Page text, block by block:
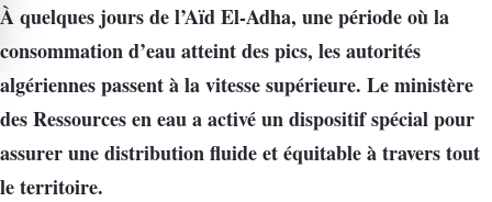
À quelques jours de l’Aïd El-Adha, une période où la
consommation d’eau atteint des pics, les autorités
algériennes passent à la vitesse supérieure. Le ministère
des Ressources en eau a activé un dispositif spécial pour
assurer une distribution fluide et équitable à travers tout
le territoire.